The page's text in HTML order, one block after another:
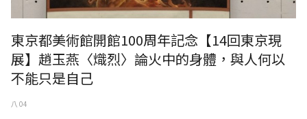
東京都美術館開館100周年記念【14回東京現
展】趙玉燕〈熾烈〉論火中的身體，與人何以
不能只是自己
八 04